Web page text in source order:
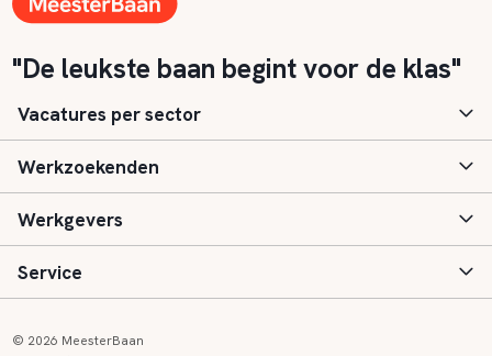
"De leukste baan begint voor de klas"
Vacatures per sector
Basisonderwijs
Speciaal (basis) onderwijs
Voortgezet onderwijs
Werkzoekenden
Aanmelden
Vacatures
Werkgevers
Inloggen
Service
© 2026 MeesterBaan